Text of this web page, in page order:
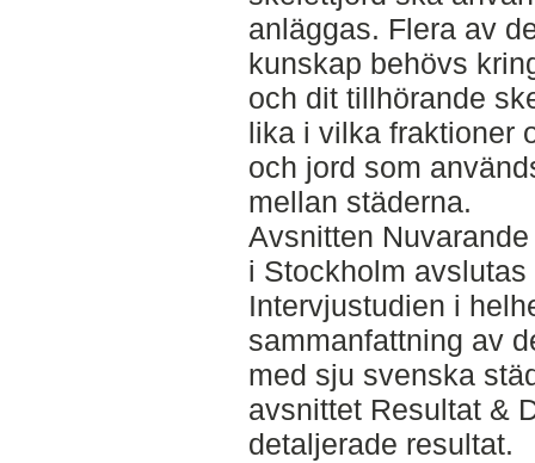
anläggas. Flera av
kunskap behövs
och dit tillhörande
lika i vilka fraktioner
och jord som
mellan städerna.
Avsnitten
i Stockholm
Intervjustudien i
sammanfattning av
med sju svenska
avsnittet Resultat &
detaljerade resultat.